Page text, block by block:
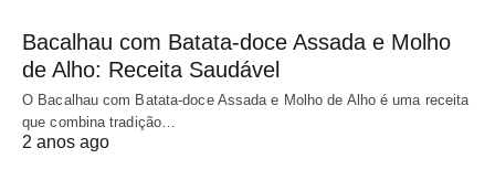
Bacalhau com Batata-doce Assada e Molho
de Alho: Receita Saudável
O Bacalhau com Batata-doce Assada e Molho de Alho é uma receita
que combina tradição…
2 anos ago